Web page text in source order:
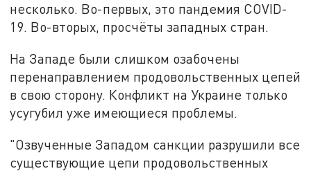
несколько. Во-первых, это пандемия COVID-
19. Во-вторых, просчёты западных стран.
На Западе были слишком озабочены
перенаправлением продовольственных цепей
в свою сторону. Конфликт на Украине только
усугубил уже имеющиеся проблемы.
"Озвученные Западом санкции разрушили все
существующие цепи продовольственных